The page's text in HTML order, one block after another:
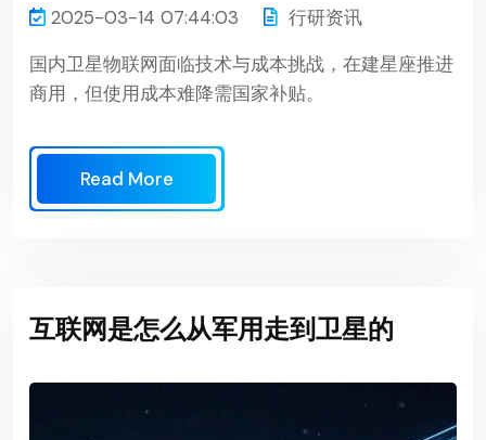
2025-03-14 07:44:03
行研资讯
国内卫星物联网面临技术与成本挑战，在建星座推进
商用，但使用成本难降需国家补贴。
Read More
互联网是怎么从军用走到卫星的